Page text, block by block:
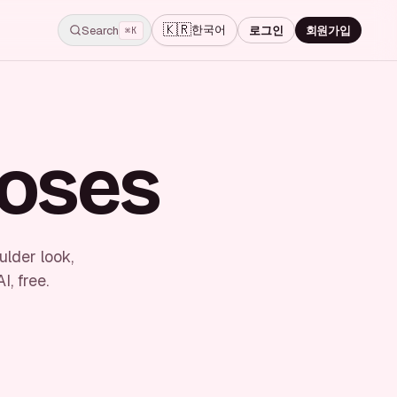
Search ⌘K 🇰🇷한국어 로그인 회원가입
look,
free.